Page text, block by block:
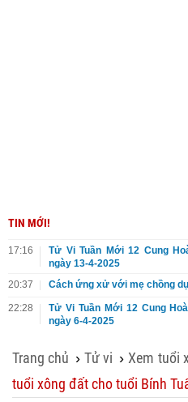
TIN MỚI!
17:16
Tử Vi Tuần Mới 12 Cung
ngày 13-4-2025
20:37
Cách ứng xử với mẹ chồng
22:28
Tử Vi Tuần Mới 12 Cung
ngày 6-4-2025
Trang chủ ›Tử vi ›Xem tuổi
tuổi xông đất cho tuổi Bính